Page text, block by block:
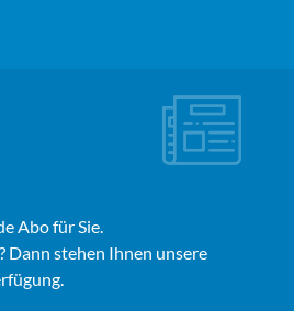
Abo für Sie.
Dann stehen Ihnen unsere